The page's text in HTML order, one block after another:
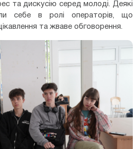
та дискусію серед молоді. Деякі
себе в ролі операторів, що
та жваве обговорення.